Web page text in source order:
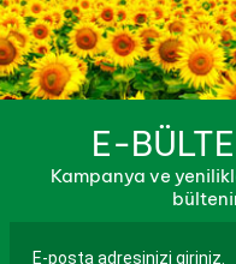
E-
Kampanya ve